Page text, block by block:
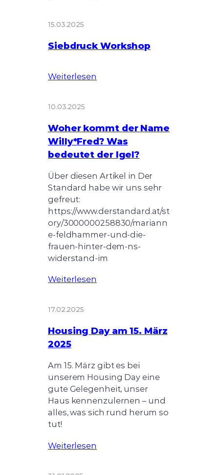
15.03.2025
Siebdruck Workshop
Weiterlesen
10.03.2025
Woher kommt der Name
Willy*Fred? Was
bedeutet der Igel?
Über diesen Artikel in Der
Standard habe wir uns sehr
gefreut:
https://www.derstandard.at/st
ory/3000000258830/mariann
e-feldhammer-und-die-
frauen-hinter-dem-ns-
widerstand-im
Weiterlesen
17.02.2025
Housing Day am 15. März
2025
Am 15. März gibt es bei
unserem Housing Day eine
gute Gelegenheit, unser
Haus kennenzulernen – und
alles, was sich rund herum so
tut!
Weiterlesen